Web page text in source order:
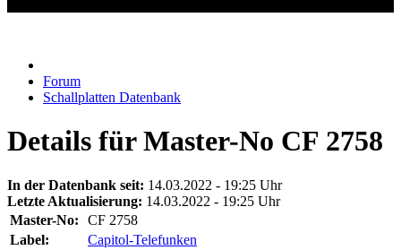
Forum
Schallplatten Datenbank
Details für Master-No CF 2758
In der Datenbank seit: 14.03.2022 - 19:25 Uhr
Letzte Aktualisierung: 14.03.2022 - 19:25 Uhr
Master-No:
CF 2758
Label:
Capitol-Telefunken